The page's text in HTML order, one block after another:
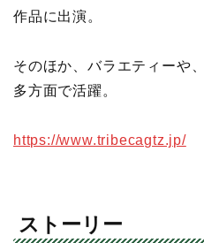
作品に出演。
そのほか、バラエティーや
多方面で活躍。
https://www.tribecagtz.jp/
ストーリー